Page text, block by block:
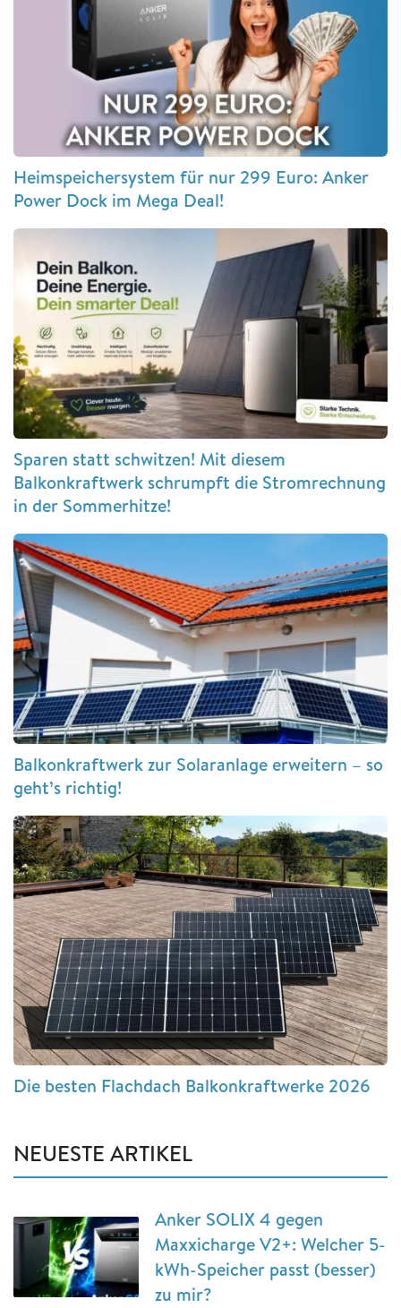
Heimspeichersystem für nur 299 Euro: Anker
Power Dock im Mega Deal!
Sparen statt schwitzen! Mit diesem
Balkonkraftwerk schrumpft die Stromrechnung
in der Sommerhitze!
Balkonkraftwerk zur Solaranlage erweitern – so
geht’s richtig!
Die besten Flachdach Balkonkraftwerke 2026
NEUESTE ARTIKEL
Anker SOLIX 4 gegen
Maxxicharge V2+: Welcher 5-
kWh-Speicher passt (besser)
zu mir?